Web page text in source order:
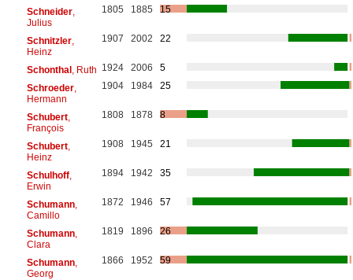
Schneider,
Julius
1805 1885 15
Schnitzler,
Heinz
1907 2002 22
Schonthal, Ruth 1924 2006
5
Schroeder,
Hermann
1904 1984 25
Schubert,
François
1808 1878 8
Schubert,
Heinz
1908 1945 21
Schulhoff,
Erwin
1894 1942 35
Schumann,
Camillo
1872 1946 57
Schumann,
Clara
1819 1896 26
Schumann,
Georg
1866 1952 59